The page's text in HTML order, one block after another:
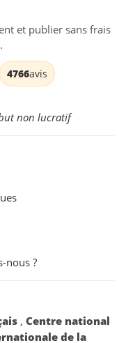
et publier sans frais
4766avis
non lucratif
nous ?
, Centre national
de la